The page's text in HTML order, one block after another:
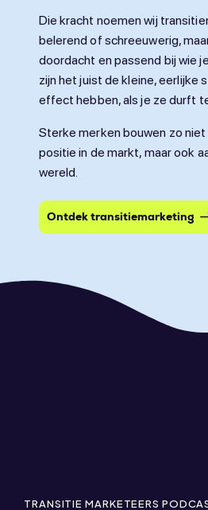
Die kracht noemen wij
belerend of schreeuwerig,
doordacht en passend bij wie
zijn het juist de kleine, eerlijke
effect hebben, als je ze durft
Sterke merken bouwen zo niet
positie in de markt, maar ook
wereld.
Ontdek transitiemarketing
TRANSITIE MARKETEERS